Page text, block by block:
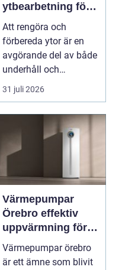
ytbearbetning för
proffs och
hantverkare
Att rengöra och
förbereda ytor är en
avgörande del av både
underhåll och
renovering. Färg, rost,
smu...
31 juli 2026
Värmepumpar
Örebro effektiv
uppvärmning för
hus och
fastigheter
Värmepumpar örebro
är ett ämne som blivit